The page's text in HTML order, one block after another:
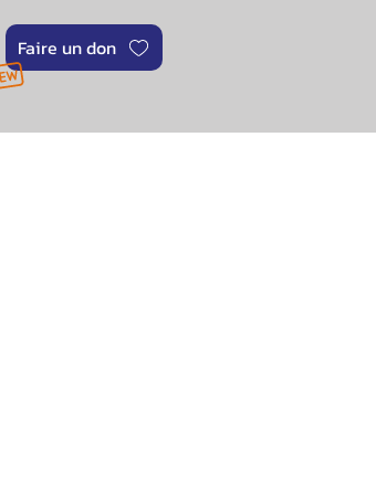
Faire un don